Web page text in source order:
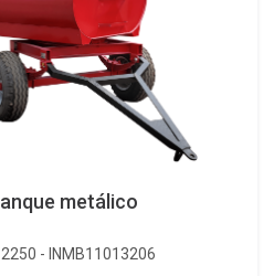
metálico
- INMB11013206